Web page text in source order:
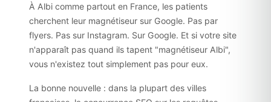
À Albi comme partout en France, les patients
cherchent leur magnétiseur sur Google. Pas par
flyers. Pas sur Instagram. Sur Google. Et si votre site
n'apparaît pas quand ils tapent "magnétiseur Albi",
vous n'existez tout simplement pas pour eux.
La bonne nouvelle : dans la plupart des villes